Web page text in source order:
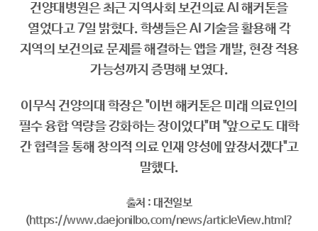
건양대병원은 최근 지역사회 보건의료 AI 해커톤을
열었다고 7일 밝혔다. 학생들은 AI 기술을 활용해 각
지역의 보건의료 문제를 해결하는 앱을 개발, 현장 적용
가능성까지 증명해 보였다.
이무식 건양의대 학장은 "이번 해커톤은 미래 의료인의
필수 융합 역량을 강화하는 장이었다"며 "앞으로도 대학
간 협력을 통해 창의적 의료 인재 양성에 앞장서겠다"고
말했다.
출처 : 대전일보
(https://www.daejonilbo.com/news/articleView.html?